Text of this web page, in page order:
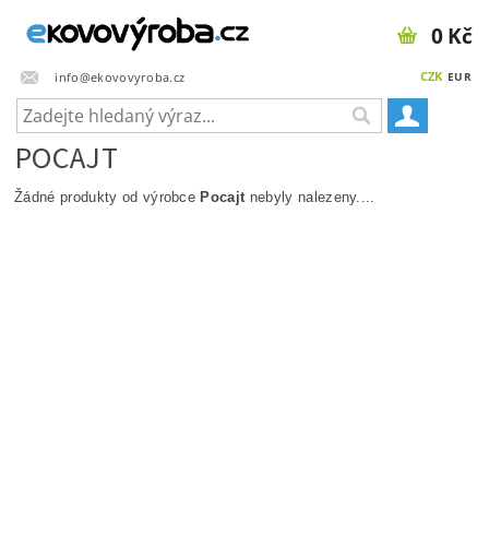
info@ekovovyroba.cz CZK EUR
0 Kč
POCAJT
Žádné produkty od výrobce Pocajtnebyly nalezeny....